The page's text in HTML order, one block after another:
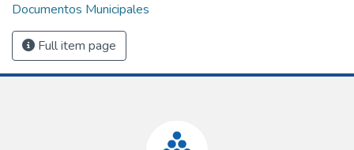
Documentos Municipales
Full item page